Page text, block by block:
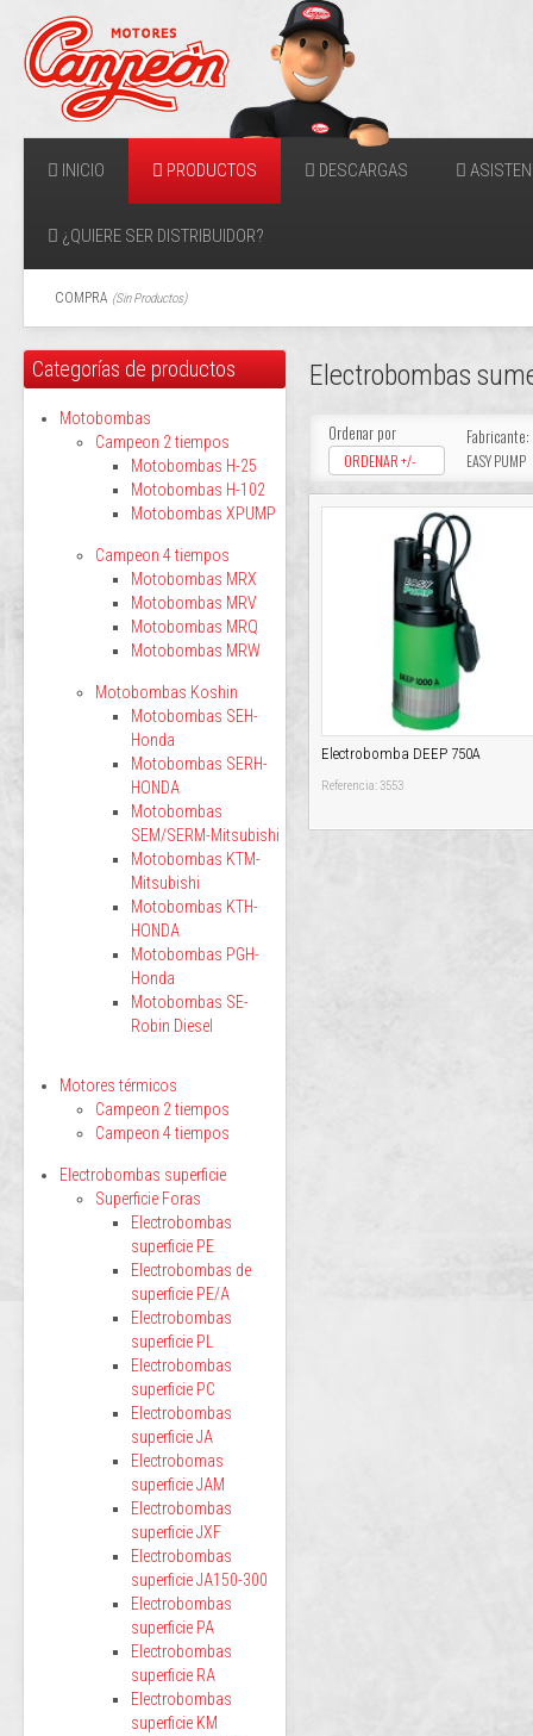
INICIO PRODUCTOS DESCARGAS
¿QUIERE SER DISTRIBUIDOR?
COMPRA (Sin Productos)
Electrobombas
Ordenar por
ORDENAR +/-
Fabricante:
EASY PUMP
Electrobomba DEEP 750A
Referencia: 3553
Categorías de productos
Motobombas
Campeon 2 tiempos
Motobombas H-25
Motobombas H-102
Motobombas XPUMP
Campeon 4 tiempos
Motobombas MRX
Motobombas MRV
Motobombas MRQ
Motobombas MRW
Motobombas Koshin
Motobombas SEH-
Honda
Motobombas SERH-
HONDA
Motobombas
SEM/SERM-Mitsubishi
Motobombas KTM-
Mitsubishi
Motobombas KTH-
HONDA
Motobombas PGH-
Honda
Motobombas SE-
Robin Diesel
Motores térmicos
Campeon 2 tiempos
Campeon 4 tiempos
Electrobombas superficie
Superficie Foras
Electrobombas
superficie PE
Electrobombas de
superficie PE/A
Electrobombas
superficie PL
Electrobombas
superficie PC
Electrobombas
superficie JA
Electrobomas
superficie JAM
Electrobombas
superficie JXF
Electrobombas
superficie JA150-300
Electrobombas
superficie PA
Electrobombas
superficie RA
Electrobombas
superficie KM